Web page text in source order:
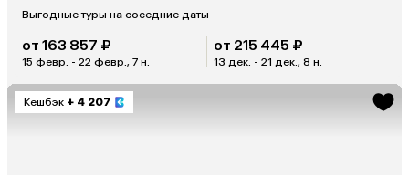
Выгодные туры на соседние даты
от 163 857 ₽
15 февр. - 22 февр., 7 н.
от 215 445 ₽
13 дек. - 21 дек., 8 н.
Кешбэк + 4 207